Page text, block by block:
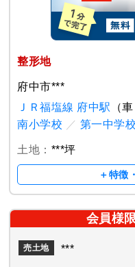
整形地
府中市***
ＪＲ福塩線 府中駅
（
南小学校 ／ 第一中学校
土地： ***坪
＋特徴
会員様
売土地 ***